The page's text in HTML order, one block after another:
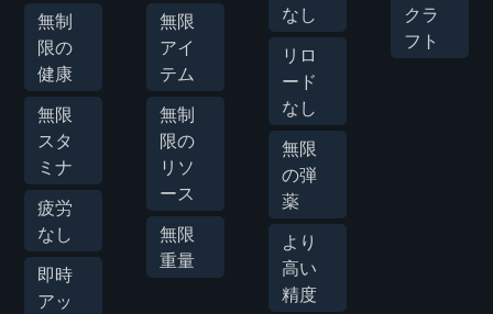
無制
限の
健康
無限
スタ
ミナ
疲労
なし
即時
アッ
無限
アイ
テム
無制
限の
リソ
ース
無限
重量
なし
リロ
ード
なし
無限
の弾
薬
より
高い
精度
クラ
フト